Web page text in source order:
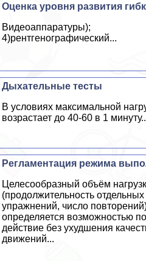
Оценка уровня развития
Видеоаппаратуры);
4)рентгенографический...
Дыхательные тесты
В условиях максимальной
возрастает до 40-60 в 1
Регламентация режима
Целесообразный объём
(продолжительность отдельных
упражнений, число
определяется возможностью
действие без ухудшения
движений...